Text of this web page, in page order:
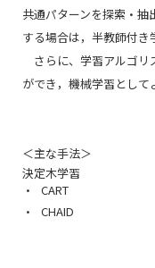
共通パターンを探索・
する場合は，半教師付き
さらに、学習アルゴリ
ができ，機械学習として
＜主な手法＞
決定木学習
CART
CHAID